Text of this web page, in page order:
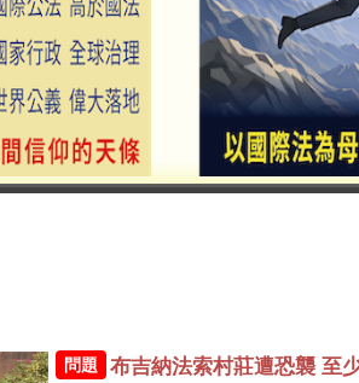
問題 布吉納法索村莊遭恐襲 至